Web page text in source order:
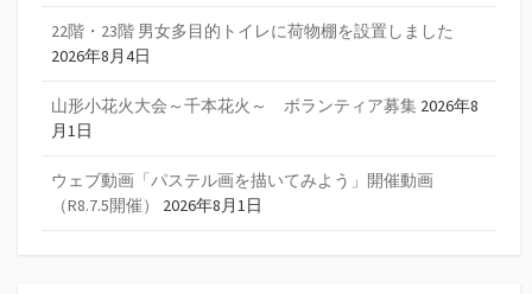
22階・23階 男女多目的トイレに荷物棚を設置しました
2026年8月4日
山形小花火大会～千本花火～ ボランティア募集 2026年8
月1日
ウェブ動画「パステル画を描いてみよう」開催動画
（R8.7.5開催）
2026年8月1日